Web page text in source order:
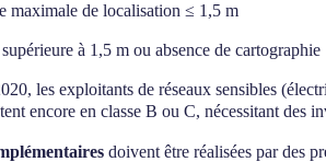
maximale de localisation ≤ 1,5 m
à 1,5 m ou absence de cartographie
les exploitants de réseaux sensibles
encore en classe B ou C, nécessitant des
doivent être réalisées par des